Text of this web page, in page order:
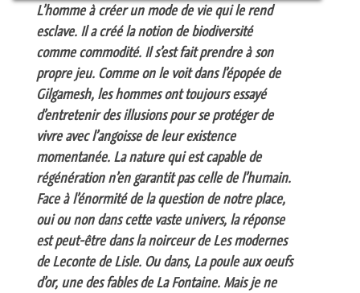
L’homme à créer un mode de vie qui le rend
esclave. Il a créé la notion de biodiversité
comme commodité. Il s’est fait prendre à son
propre jeu. Comme on le voit dans l’épopée de
Gilgamesh, les hommes ont toujours essayé
d’entretenir des illusions pour se protéger de
vivre avec l’angoisse de leur existence
momentanée. La nature qui est capable de
régénération n’en garantit pas celle de l’humain.
Face à l’énormité de la question de notre place,
oui ou non dans cette vaste univers, la réponse
est peut-être dans la noirceur de Les modernes
de Leconte de Lisle. Ou dans, La poule aux oeufs
d’or, une des fables de La Fontaine. Mais je ne